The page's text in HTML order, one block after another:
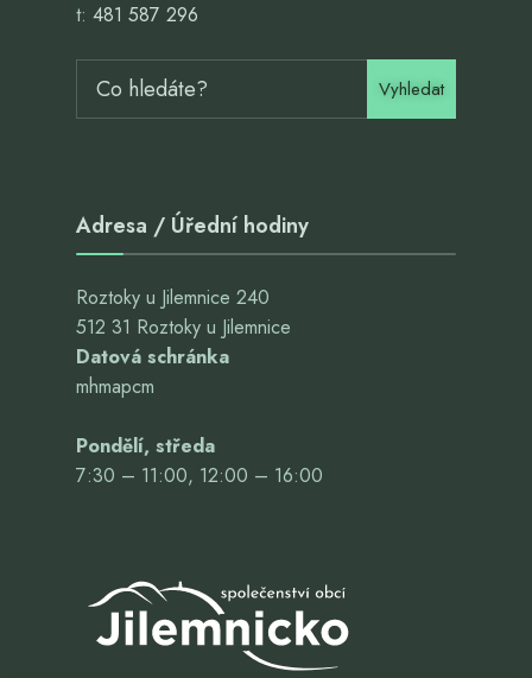
t: 481 587 296
Vyhledat
Adresa / Úřední hodiny
Roztoky u Jilemnice 240
512 31 Roztoky u Jilemnice
Datová schránka
mhmapcm
Pondělí, středa
7:30 – 11:00, 12:00 – 16:00